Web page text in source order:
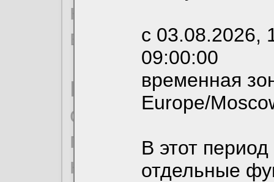
с 03.08.2026,
09:00:00
временная
Europe/
В этот
отдельные
необходимых для
вы можете
По
ознакомиться с
пользовательским